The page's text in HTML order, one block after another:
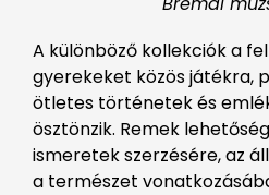
A különböző kollekciók a
gyerekeket közös játékra,
ötletes történetek és
ösztönzik. Remek
ismeretek szerzésére, az
a természet